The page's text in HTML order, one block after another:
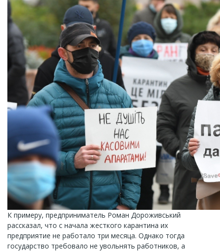
К примеру, предприниматель Роман Дороживський
рассказал, что с начала жесткого карантина их
предприятие не работало три месяца. Однако тогда
государство требовало не увольнять работников, а